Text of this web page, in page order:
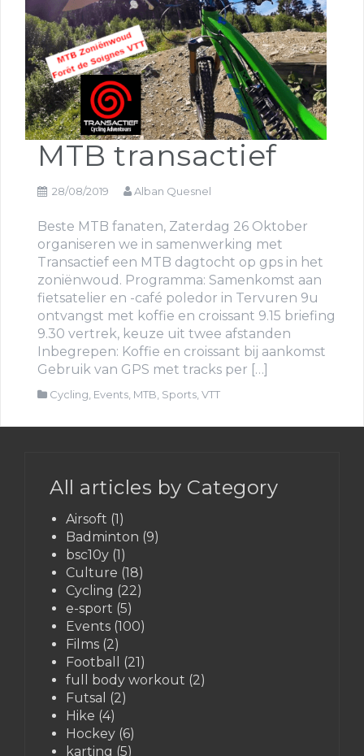
MTB transactief
28/08/2019 Alban Quesnel
Beste MTB fanaten, Zaterdag 26 Oktober
organiseren we in samenwerking met
Transactief een MTB dagtocht op gps in het
zoniënwoud. Programma: Samenkomst aan
fietsatelier en -café poledor in Tervuren 9u
ontvangst met koffie en croissant 9.15 briefing
9.30 vertrek, keuze uit twee afstanden
Inbegrepen: Koffie en croissant bij aankomst
Gebruik van GPS met tracks per […]
Cycling Events MTB Sports VTT
All articles by Category
Airsoft (1)
Badminton (9)
bsc10y (1)
Culture (18)
Cycling (22)
e-sport (5)
Events (100)
Films (2)
Football
(21)
full body workout (2)
Futsal (2)
Hike (4)
Hockey (6)
karting (5)